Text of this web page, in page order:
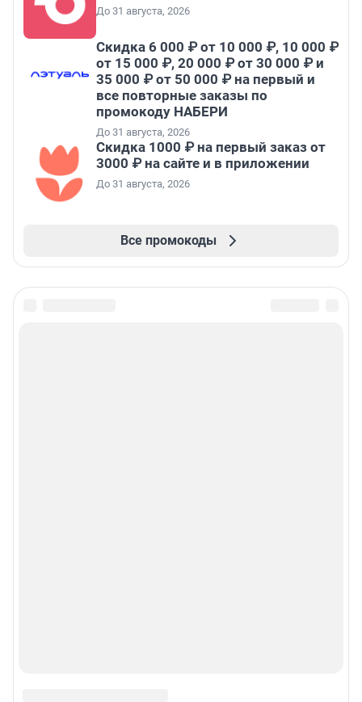
До 31 августа, 2026
Скидка 6 000 ₽ от 10 000 ₽, 10 000 ₽
от 15 000 ₽, 20 000 ₽ от 30 000 ₽ и
35 000 ₽ от 50 000 ₽ на первый и
все повторные заказы по
промокоду НАБЕРИ
До 31 августа, 2026
Скидка 1000 ₽ на первый заказ от
3000 ₽ на сайте и в приложении
До 31 августа, 2026
Все промокоды